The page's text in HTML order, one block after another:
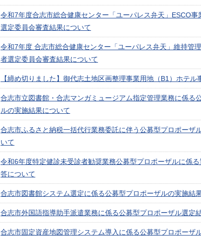
令和7年度合志市総合健康センター「ユーパレス弁天」ESCO事
選定委員会審査結果について
令和7年度 合志市総合健康センター「ユーパレス弁天」維持管
者選定委員会審査結果について
【締め切りました】御代志土地区画整理事業用地（B1）ホテル
合志市立図書館・合志マンガミュージアム指定管理業務に係る
ルの実施結果について
合志市ふるさと納税一括代行業務委託に伴う公募型プロポーザ
いて
令和6年度特定健診未受診者勧奨業務公募型プロポーザルに係る
答について
合志市図書館システム選定に係る公募型プロポーザルの実施結
合志市外国語指導助手派遣業務に係る公募型プロポーザル選定
合志市固定資産地図管理システム導入に係る公募型プロポーザ